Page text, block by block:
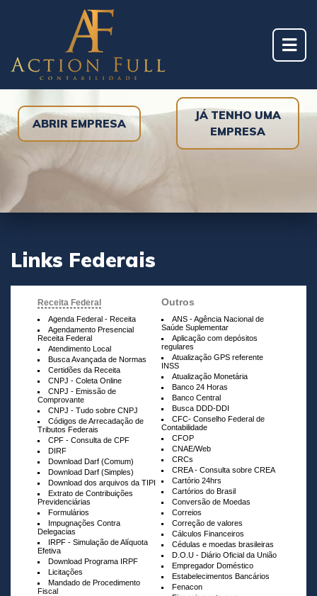
ABRIR EMPRESA
JÁ TENHO UMA
EMPRESA
Links Federais
Receita Federal
Agenda Federal - Receita
Agendamento Presencial
Receita Federal
Atendimento Local
Busca Avançada de Normas
Certidões da Receita
CNPJ - Coleta Online
CNPJ - Emissão de
Comprovante
CNPJ - Tudo sobre CNPJ
Códigos de Arrecadação de
Tributos Federais
CPF - Consulta de CPF
DIRF
Download Darf (Comum)
Download Darf (Simples)
Download dos arquivos da TIPI
Extrato de Contribuições
Previdenciárias
Formulários
Impugnações Contra
Delegacias
IRPF - Simulação de Alíquota
Efetiva
Download Programa IRPF
Licitações
Mandado de Procedimento
Fiscal
Outros
ANS - Agência Nacional de
Saúde Suplementar
Aplicação com depósitos
regulares
Atualização GPS referente
INSS
Atualização Monetária
Banco 24 Horas
Banco Central
Busca DDD-DDI
CFC- Conselho Federal de
Contabilidade
CFOP
CNAE/Web
CRCs
CREA - Consulta sobre CREA
Cartório 24hrs
Cartórios do Brasil
Conversão de Moedas
Correios
Correção de valores
Cálculos Financeiros
Cédulas e moedas brasileiras
D.O.U - Diário Oficial da União
Empregador Doméstico
Estabelecimentos Bancários
Fenacon